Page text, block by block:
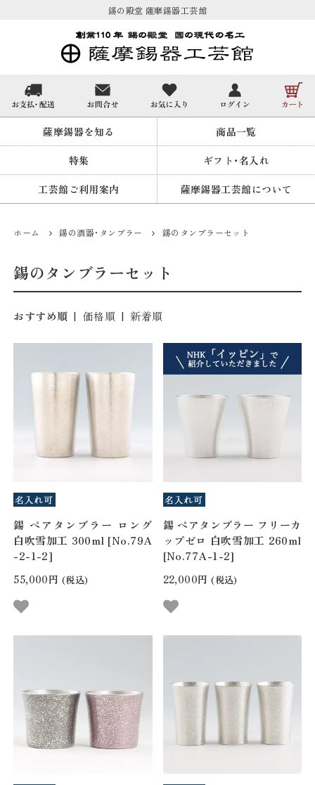
錫の殿堂 薩摩錫器工芸館
薩摩錫器を知る 商品一覧
特集 ギフト・名入れ
工芸館ご利用案内 薩摩錫器工芸館について
ホーム 錫の酒器・タンブラー 錫のタンブラーセット
錫のタンブラーセット
おすすめ順 | 価格順 | 新着順
錫 ペアタンブラー ロング
白吹雪加工 300ml [No.79A
-2-1-2]
55,000円 (税込)
錫 ペアタンブラー フリーカ
ップゼロ 白吹雪加工 260ml
[No.77A-1-2]
22,000円 (税込)